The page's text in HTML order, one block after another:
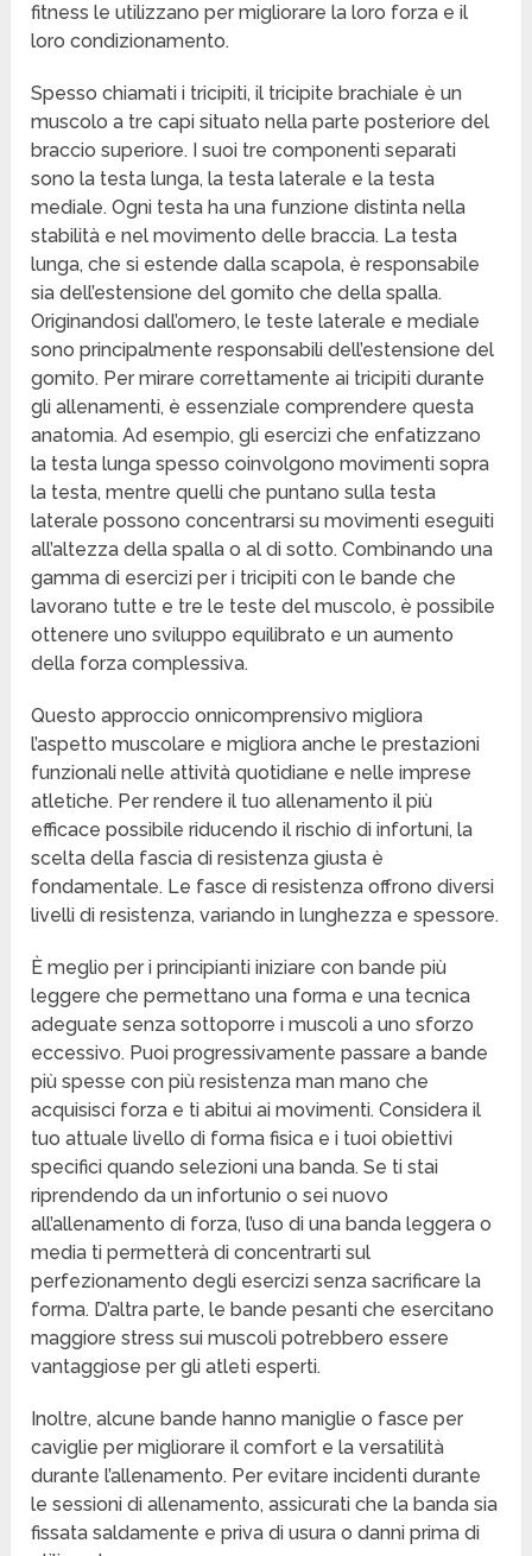
fitness le utilizzano per migliorare la loro forza e il
loro condizionamento.
Spesso chiamati i tricipiti, il tricipite brachiale è un
muscolo a tre capi situato nella parte posteriore del
braccio superiore. I suoi tre componenti separati
sono la testa lunga, la testa laterale e la testa
mediale. Ogni testa ha una funzione distinta nella
stabilità e nel movimento delle braccia. La testa
lunga, che si estende dalla scapola, è responsabile
sia dell’estensione del gomito che della spalla.
Originandosi dall’omero, le teste laterale e mediale
sono principalmente responsabili dell’estensione del
gomito. Per mirare correttamente ai tricipiti durante
gli allenamenti, è essenziale comprendere questa
anatomia. Ad esempio, gli esercizi che enfatizzano
la testa lunga spesso coinvolgono movimenti sopra
la testa, mentre quelli che puntano sulla testa
laterale possono concentrarsi su movimenti eseguiti
all’altezza della spalla o al di sotto. Combinando una
gamma di esercizi per i tricipiti con le bande che
lavorano tutte e tre le teste del muscolo, è possibile
ottenere uno sviluppo equilibrato e un aumento
della forza complessiva.
Questo approccio onnicomprensivo migliora
l’aspetto muscolare e migliora anche le prestazioni
funzionali nelle attività quotidiane e nelle imprese
atletiche. Per rendere il tuo allenamento il più
efficace possibile riducendo il rischio di infortuni, la
scelta della fascia di resistenza giusta è
fondamentale. Le fasce di resistenza offrono diversi
livelli di resistenza, variando in lunghezza e spessore.
È meglio per i principianti iniziare con bande più
leggere che permettano una forma e una tecnica
adeguate senza sottoporre i muscoli a uno sforzo
eccessivo. Puoi progressivamente passare a bande
più spesse con più resistenza man mano che
acquisisci forza e ti abitui ai movimenti. Considera il
tuo attuale livello di forma fisica e i tuoi obiettivi
specifici quando selezioni una banda. Se ti stai
riprendendo da un infortunio o sei nuovo
all’allenamento di forza, l’uso di una banda leggera o
media ti permetterà di concentrarti sul
perfezionamento degli esercizi senza sacrificare la
forma. D’altra parte, le bande pesanti che esercitano
maggiore stress sui muscoli potrebbero essere
vantaggiose per gli atleti esperti.
Inoltre, alcune bande hanno maniglie o fasce per
caviglie per migliorare il comfort e la versatilità
durante l’allenamento. Per evitare incidenti durante
le sessioni di allenamento, assicurati che la banda sia
fissata saldamente e priva di usura o danni prima di